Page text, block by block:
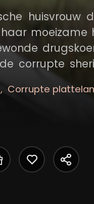
moeizame
corrupte
Corrupte